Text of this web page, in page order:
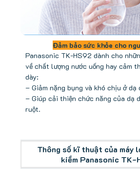
Đảm bảo sức khỏe cho
Panasonic TK-HS92 dành cho
về chất lượng nước uống hay cảm
dày:
– Giảm nặng bụng và khó chịu ở dạ
– Giúp cải thiện chức năng của dạ
ruột.
Thông số kĩ thuật của máy
kiềm Panasonic TK-